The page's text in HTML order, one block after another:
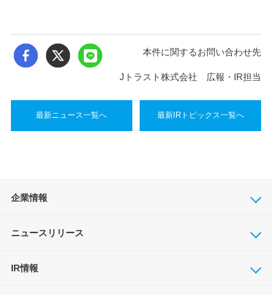
本件に関するお問い合わせ先
Jトラスト株式会社 広報・IR担当
最新ニュース一覧へ 最新IRトピックス一覧へ
企業情報
ニュースリリース
IR情報